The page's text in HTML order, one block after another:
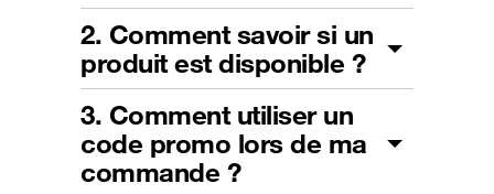
2. Comment savoir si un
produit est disponible ?
3. Comment utiliser un
code promo lors de ma
commande ?